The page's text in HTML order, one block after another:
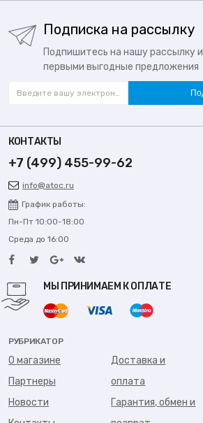
Подписка на рассылку
Подпишитесь на нашу рассылку
первыми выгодные предложения
КОНТАКТЫ
+7 (499) 455-99-62
info@atoc.ru
График работы:
Пн-Пт 10:00-18:00
Среда до 16:00
МЫ ПРИНИМАЕМ К ОПЛАТЕ
РУБРИКАТОР
О магазине
Партнеры
Новости
Доставка и
оплата
Гарантия, обмен и